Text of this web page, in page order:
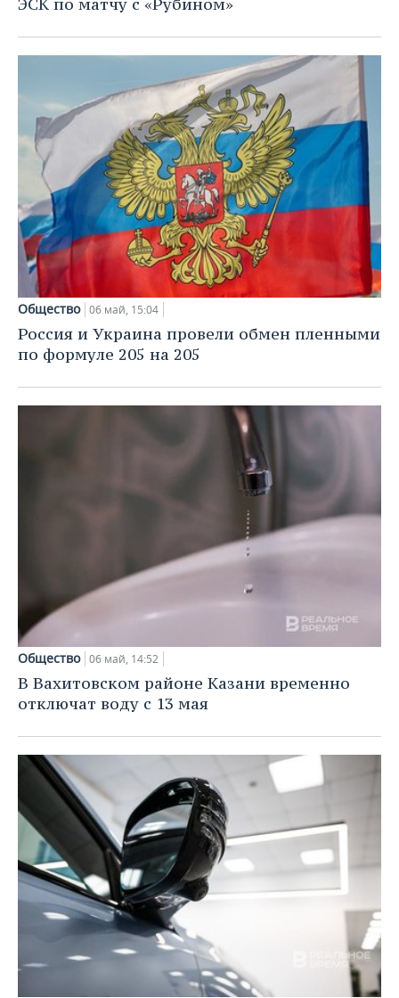
Общество 06 май, 15:04
Россия и Украина провели обмен пленными
по формуле 205 на 205
Общество 06 май, 14:52
В Вахитовском районе Казани временно
отключат воду с 13 мая